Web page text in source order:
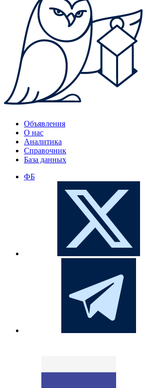
Объявления
О нас
Аналитика
Справочник
База данных
ФБ